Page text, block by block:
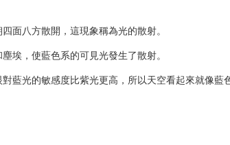
面八方散開，這現象稱為光的散射。
埃，使藍色系的可見光發生了散射。
藍光的敏感度比紫光更高，所以天空看起來就像藍